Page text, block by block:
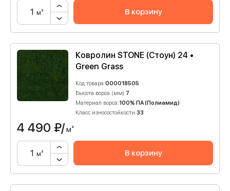
м² В корзину
Ковролин STONE (Стоун) 24 •
Green Grass
Код товара:000018505
Высота ворса (мм):7
Материал ворса:100% ПА (Полиамид)
Класс износостойкости:33
4 490 ₽/м²
м² В корзину